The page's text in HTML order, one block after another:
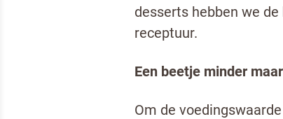
desserts hebben we
receptuur.
Een beetje minder
Om de